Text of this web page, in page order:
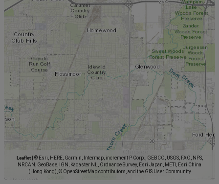
Leaflet
© Esri, HERE, Garmin, Intermap, increment P Corp., GEBCO, USGS, FAO, NPS,
NRCAN, GeoBase, IGN, Kadaster NL, Ordnance Survey, Esri Japan, METI, Esri China
(Hong Kong), © OpenStreetMap contributors, and the GIS User Community